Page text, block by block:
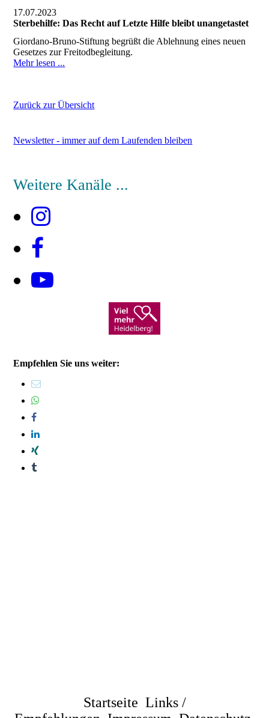
17.07.2023
Sterbehilfe: Das Recht auf Letzte Hilfe bleibt unangetastet
Giordano-Bruno-Stiftung begrüßt die Ablehnung eines neuen
Gesetzes zur Freitodbegleitung.
Mehr lesen ...
Zurück zur Übersicht
Newsletter - immer auf dem Laufenden bleiben
Weitere Kanäle ...
Empfehlen Sie uns weiter:
Startseite Links /